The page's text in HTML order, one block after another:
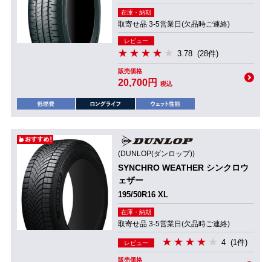
在庫・納期
取寄せ品 3-5営業日(欠品時ご連絡)
レビュー
3.78 (28件)
販売価格
20,700円 税込
(DUNLOP(ダンロップ))
SYNCHRO WEATHER シンクロウ
ェザー
195/50R16 XL
在庫・納期
取寄せ品 3-5営業日(欠品時ご連絡)
レビュー 4 (1件)
販売価格